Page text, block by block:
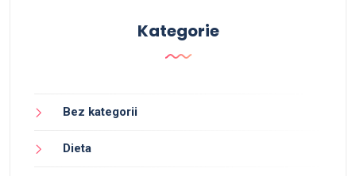
Kategorie
Bez kategorii
Dieta